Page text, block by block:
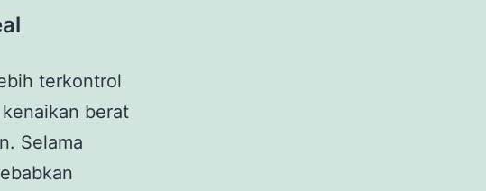
terkontrol
berat
Selama